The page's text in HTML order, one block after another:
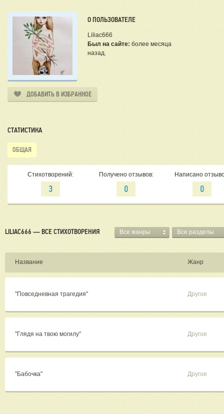
О ПОЛЬЗОВАТЕЛЕ
Liliac666
Был на сайте: более месяца
назад.
ДОБАВИТЬ В ИЗБРАННОЕ
СТАТИСТИКА
ОБЩАЯ
Стихотворений:
3
Получено отзывов:
0
Написано
0
LILIAC666 — ВСЕ СТИХОТВОРЕНИЯ Все жанры Все разделы
Название Жанр
"Повседневная трагедия" Другое
"Глядя на твою могилу" Другое
"Бабочка" Другое